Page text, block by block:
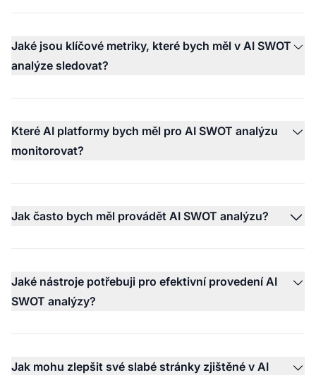
Jaké jsou klíčové metriky, které bych měl v AI SWOT
analýze sledovat?
Které AI platformy bych měl pro AI SWOT analýzu
monitorovat?
Jak často bych měl provádět AI SWOT analýzu?
Jaké nástroje potřebuji pro efektivní provedení AI
SWOT analýzy?
Jak mohu zlepšit své slabé stránky zjištěné v AI